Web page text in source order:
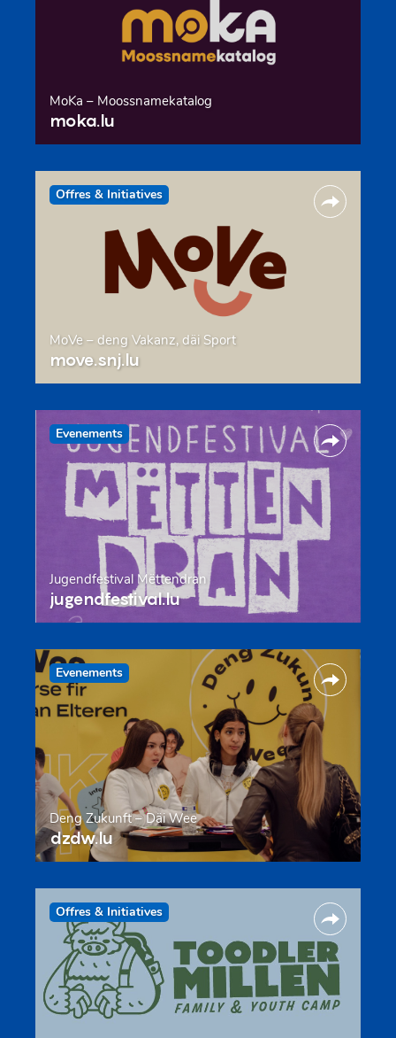
MoKa – Moossnamekatalog
moka.lu
Offres & Initiatives
MoVe – deng Vakanz, däi Sport
move.snj.lu
Evenements
Jugendfestival Mëttendran
jugendfestival.lu
Evenements
Deng Zukunft – Däi Wee
dzdw.lu
Offres & Initiatives